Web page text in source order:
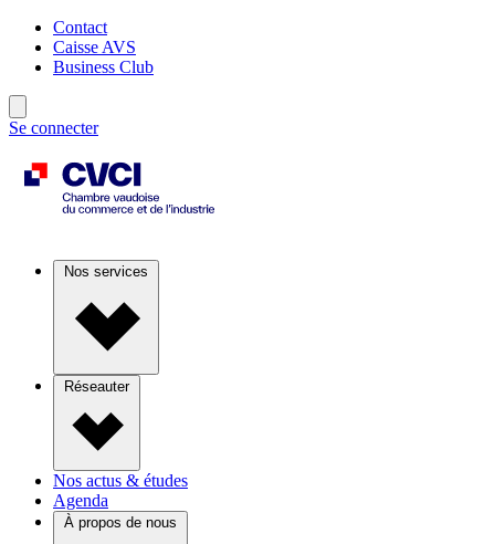
Contact
Caisse AVS
Business Club
Se connecter
Nos services
Réseauter
Nos actus & études
Agenda
À propos de nous